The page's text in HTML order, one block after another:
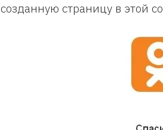
созданную страницу в этой